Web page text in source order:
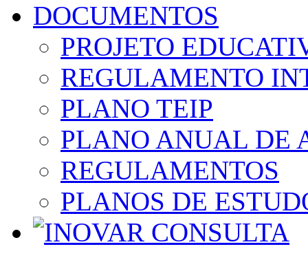
DOCUMENTOS
PROJETO
REGULAMENTO
PLANO TEIP
PLANO ANUAL DE
REGULAMENTOS
PLANOS DE